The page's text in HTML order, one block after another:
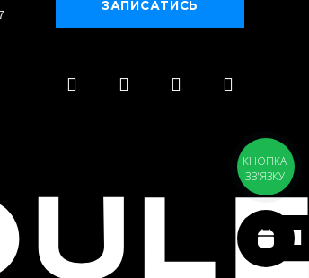
ЗАПИСАТИСЬ
КНОПКА
ЗВ'ЯЗКУ